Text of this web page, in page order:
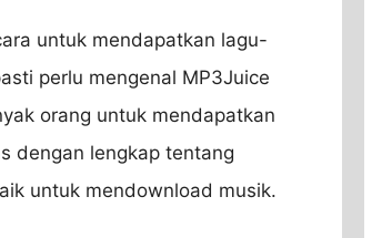
untuk mendapatkan lagu-
perlu mengenal MP3Juice
orang untuk mendapatkan
dengan lengkap tentang
untuk mendownload musik.